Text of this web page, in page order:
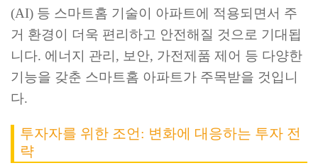
(AI) 등 스마트홈 기술이 아파트에 적용되면서 주
거 환경이 더욱 편리하고 안전해질 것으로 기대됩
니다. 에너지 관리, 보안, 가전제품 제어 등 다양한
기능을 갖춘 스마트홈 아파트가 주목받을 것입니
다.
투자자를 위한 조언: 변화에 대응하는 투자 전
략